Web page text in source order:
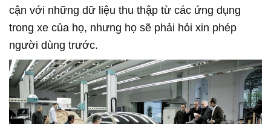
cận với những dữ liệu thu thập từ các ứng dụng
trong xe của họ, nhưng họ sẽ phải hỏi xin phép
người dùng trước.